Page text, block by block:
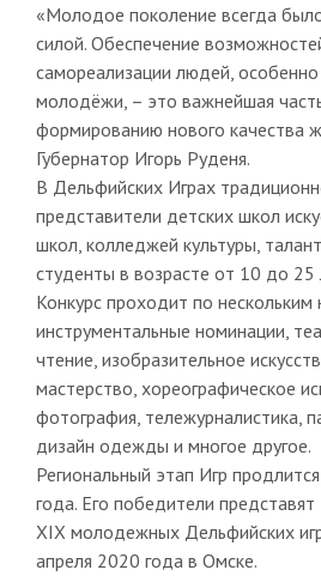
«Молодое поколение всегда
силой. Обеспечение
самореализации людей,
молодёжи, – это важнейшая
формированию нового качества
Губернатор Игорь Руденя.
В Дельфийских Играх
представители детских школ
школ, колледжей культуры,
студенты в возрасте от 10 до 25
Конкурс проходит по нескольким
инструментальные номинации,
чтение, изобразительное
мастерство, хореографическое
фотография, тележурналистика,
дизайн одежды и многое другое.
Региональный этап Игр
года. Его победители
XIX молодежных Дельфийских
апреля 2020 года в Омске.